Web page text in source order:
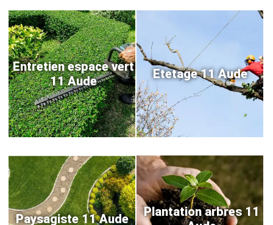
Entretien espace vert
11 Aude
Etetage 11 Aude
Paysagiste 11 Aude
Plantation arbres 11